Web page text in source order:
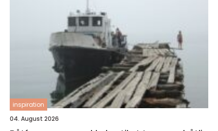
inspiration
04. August 2026